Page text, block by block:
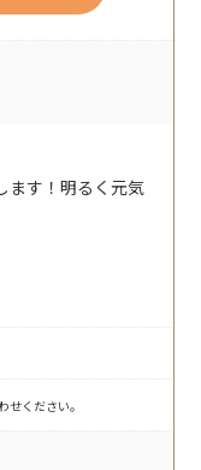
ます！明るく元気
せください。